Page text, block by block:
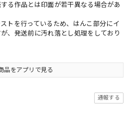
る作品とは印面が若干異なる場合があ
トを行っているため、はんこ部分にイ
、発送前に汚れ落とし処理をしており
品をアプリで見る
通報する